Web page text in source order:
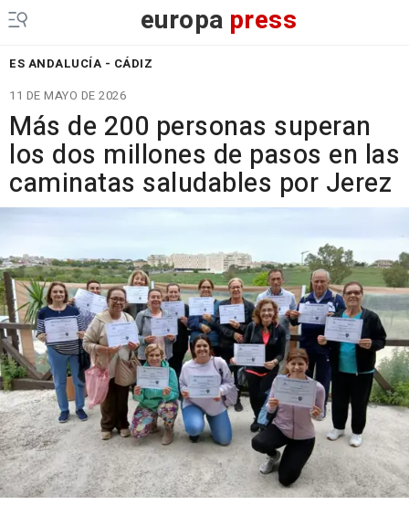
europa press
ES ANDALUCÍA - CÁDIZ
11 DE MAYO DE 2026
Más de 200 personas superan
los dos millones de pasos en las
caminatas saludables por Jerez